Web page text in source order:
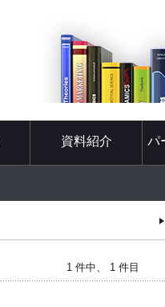
資料紹介 パ
1 件中、 1 件目